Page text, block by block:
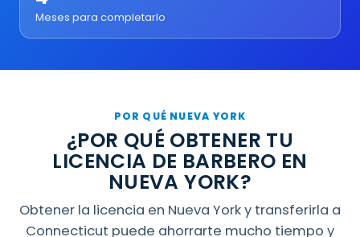
Meses para completarlo
POR QUÉ NUEVA YORK
¿POR QUÉ OBTENER TU
LICENCIA DE BARBERO EN
NUEVA YORK?
Obtener la licencia en Nueva York y transferirla a
Connecticut puede ahorrarte mucho tiempo y